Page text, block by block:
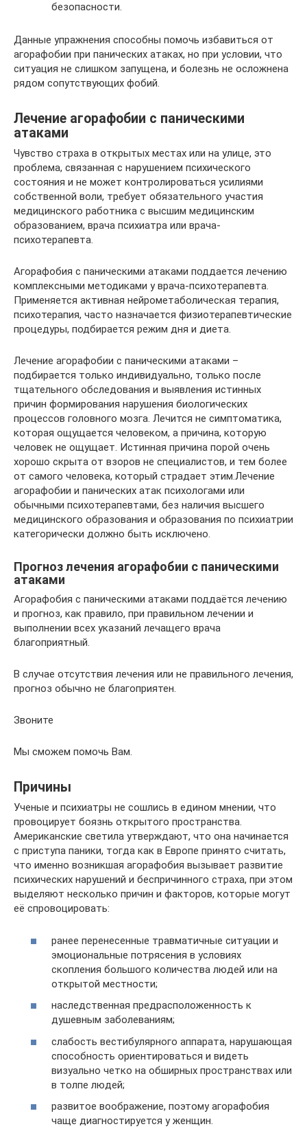
безопасности.
Данные упражнения способны помочь избавиться от
агорафобии при панических атаках, но при условии, что
ситуация не слишком запущена, и болезнь не осложнена
рядом сопутствующих фобий.
Лечение агорафобии с паническими
атаками
Чувство страха в открытых местах или на улице, это
проблема, связанная с нарушением психического
состояния и не может контролироваться усилиями
собственной воли, требует обязательного участия
медицинского работника с высшим медицинским
образованием, врача психиатра или врача-
психотерапевта.
Агорафобия с паническими атаками поддается лечению
комплексными методиками у врача-психотерапевта.
Применяется активная нейрометаболическая терапия,
психотерапия, часто назначается физиотерапевтические
процедуры, подбирается режим дня и диета.
Лечение агорафобии с паническими атаками –
подбирается только индивидуально, только после
тщательного обследования и выявления истинных
причин формирования нарушения биологических
процессов головного мозга. Лечится не симптоматика,
которая ощущается человеком, а причина, которую
человек не ощущает. Истинная причина порой очень
хорошо скрыта от взоров не специалистов, и тем более
от самого человека, который страдает этим.Лечение
агорафобии и панических атак психологами или
обычными психотерапевтами, без наличия высшего
медицинского образования и образования по психиатрии
категорически должно быть исключено.
Прогноз лечения агорафобии с паническими
атаками
Агорафобия с паническими атаками поддаётся лечению
и прогноз, как правило, при правильном лечении и
выполнении всех указаний лечащего врача
благоприятный.
В случае отсутствия лечения или не правильного лечения,
прогноз обычно не благоприятен.
Звоните
Мы сможем помочь Вам.
Причины
Ученые и психиатры не сошлись в едином мнении, что
провоцирует боязнь открытого пространства.
Американские светила утверждают, что она начинается
с приступа паники, тогда как в Европе принято считать,
что именно возникшая агорафобия вызывает развитие
психических нарушений и беспричинного страха, при этом
выделяют несколько причин и факторов, которые могут
её спровоцировать:
ранее перенесенные травматичные ситуации и
эмоциональные потрясения в условиях
скопления большого количества людей или на
открытой местности;
наследственная предрасположенность к
душевным заболеваниям;
слабость вестибулярного аппарата, нарушающая
способность ориентироваться и видеть
визуально четко на обширных пространствах или
в толпе людей;
развитое воображение, поэтому агорафобия
чаще диагностируется у женщин.